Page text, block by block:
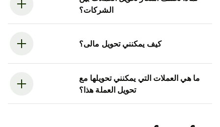
الشركات؟
كيف يمكنني تحويل مالى؟
ما هي العملات التي يمكنني تحويلها مع
تحويل العملة هذا؟